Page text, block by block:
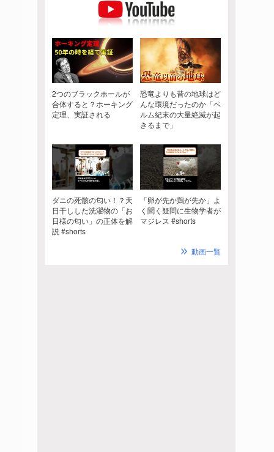
2つのブラックホールが
合体すると？ホーキング
定理、実証される
恐竜よりも昔の地球はど
んな環境だったのか「ペ
ルム紀末の大量絶滅が起
きるまで」
ダニの死骸の匂い！？天
日干しした洗濯物の「お
日様の匂い」の正体を解
説 #shorts
「卵が先か鶏が先か」よ
く聞く疑問に生物学者が
マジレス #shorts
動画一覧